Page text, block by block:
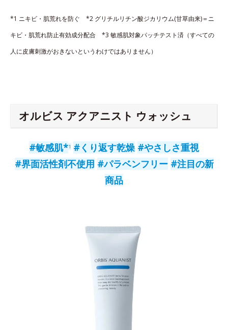
*1 ニキビ・肌荒れを防ぐ *2 グリチルリチン酸ジカリウム(甘草由来)＝ニ
キビ・肌荒れ防止有効成分配合 *3 敏感肌対象パッチテスト済（すべての
人に皮膚刺激がおきないというわけではありません）
オルビス アクアニスト ウォッシュ
#敏感肌*1 #くり返す乾燥 #やさしさ重視
#界面活性剤不使用 #パラベンフリー #注目の新
商品